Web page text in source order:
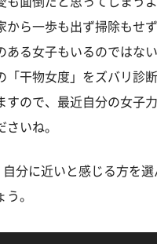
から一歩も出ず掃除もせ
る女子もいるのではない
「干物女度」をズバリ診
すので、最近自分の女子
いね。
分に近いと感じる方を
。